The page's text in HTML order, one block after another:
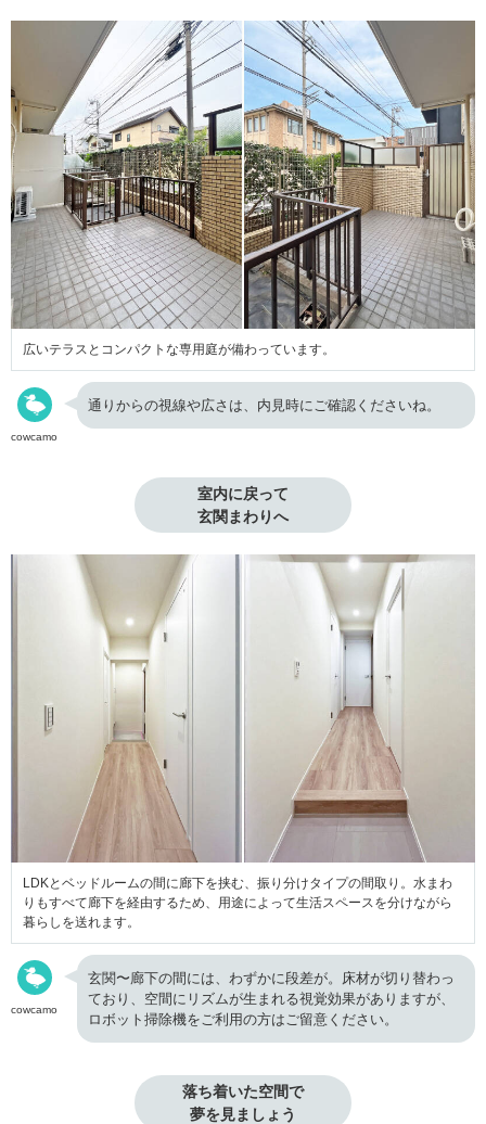
広いテラスとコンパクトな専用庭が備わっています。
cowcamo
通りからの視線や広さは、内見時にご確認くださいね。
室内に戻って
玄関まわりへ
LDKとベッドルームの間に廊下を挟む、振り分けタイプの間取り。水まわ
りもすべて廊下を経由するため、用途によって生活スペースを分けながら
暮らしを送れます。
cowcamo
玄関〜廊下の間には、わずかに段差が。床材が切り替わっ
ており、空間にリズムが生まれる視覚効果がありますが、
ロボット掃除機をご利用の方はご留意ください。
落ち着いた空間で
夢を見ましょう